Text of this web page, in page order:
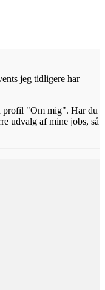
jeg tidligere har
profil "Om mig". Har du
udvalg af mine jobs, så